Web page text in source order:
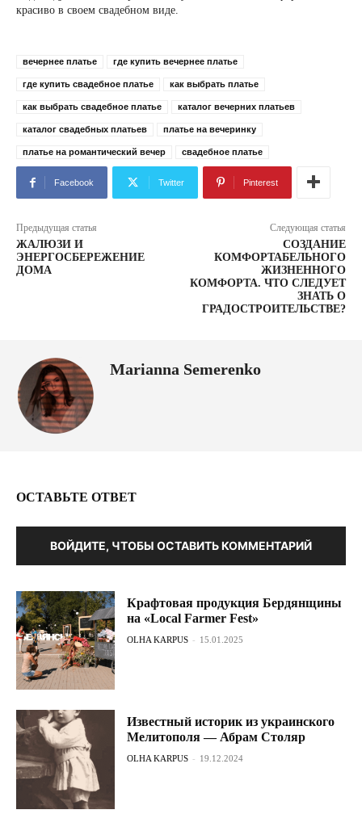
красиво в своем свадебном виде.
вечернее платье где купить вечернее платье
где купить свадебное платье как выбрать платье
как выбрать свадебное платье каталог вечерних платьев
каталог свадебных платьев платье на вечеринку
платье на романтический вечер свадебное платье
Facebook Twitter Pinterest
Предыдущая статья
ЖАЛЮЗИ И
ЭНЕРГОСБЕРЕЖЕНИЕ
ДОМА
Следующая статья
СОЗДАНИЕ
КОМФОРТАБЕЛЬНОГО
ЖИЗНЕННОГО
КОМФОРТА. ЧТО СЛЕДУЕТ
ЗНАТЬ О
ГРАДОСТРОИТЕЛЬСТВЕ?
Marianna Semerenko
ОСТАВЬТЕ ОТВЕТ
ВОЙДИТЕ, ЧТОБЫ ОСТАВИТЬ КОММЕНТАРИЙ
Крафтовая продукция Бердянщины
на «Local Farmer Fest»
OLHA KARPUS - 15.01.2025
Известный историк из украинского
Мелитополя — Абрам Столяр
OLHA KARPUS - 19.12.2024